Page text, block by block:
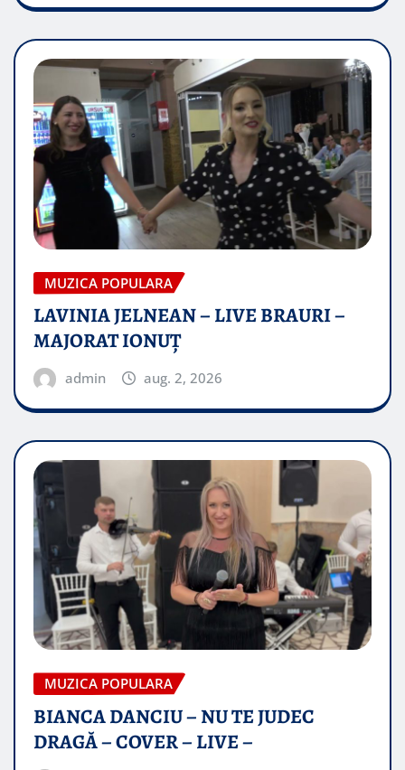
MUZICA POPULARA
LAVINIA JELNEAN – LIVE BRAURI –
MAJORAT IONUŢ
admin aug. 2, 2026
MUZICA POPULARA
BIANCA DANCIU – NU TE JUDEC
DRAGĂ – COVER – LIVE –